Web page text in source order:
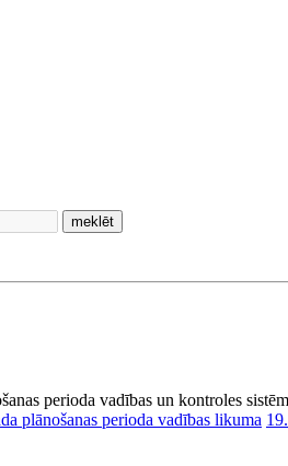
meklēt
perioda vadības un kontroles
plānošanas perioda vadības likuma